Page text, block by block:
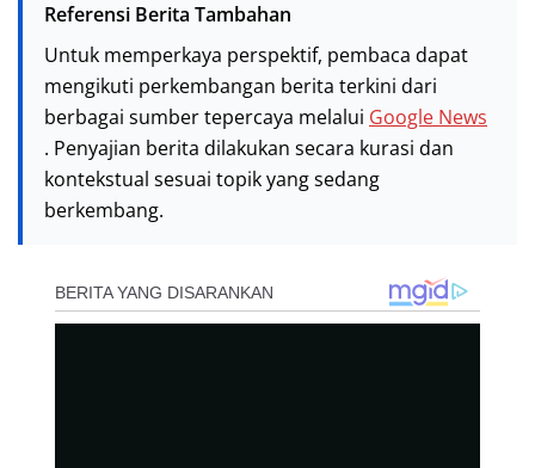
Referensi Berita Tambahan
Untuk memperkaya perspektif, pembaca dapat
mengikuti perkembangan berita terkini dari
berbagai sumber tepercaya melalui Google News
. Penyajian berita dilakukan secara kurasi dan
kontekstual sesuai topik yang sedang
berkembang.